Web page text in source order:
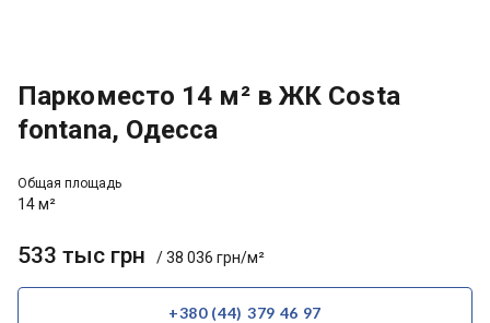
Паркоместо 14 м² в ЖК Costa
fontana, Одесса
Общая площадь
14 м²
533 тыс грн / 38 036 грн/м²
+380 (44) 379 46 97